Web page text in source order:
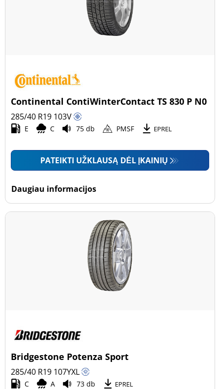
Continental ContiWinterContact TS 830 P N0
285/40 R19 103V
E C 75 db PMSF EPREL
PATEIKTI UŽKLAUSĄ DĖL ĮKAINIŲ
Daugiau informacijos
Bridgestone Potenza Sport
285/40 R19 107YXL
C A 73 db EPREL